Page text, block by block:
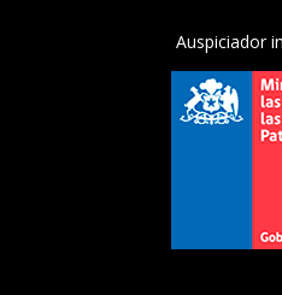
Auspiciador